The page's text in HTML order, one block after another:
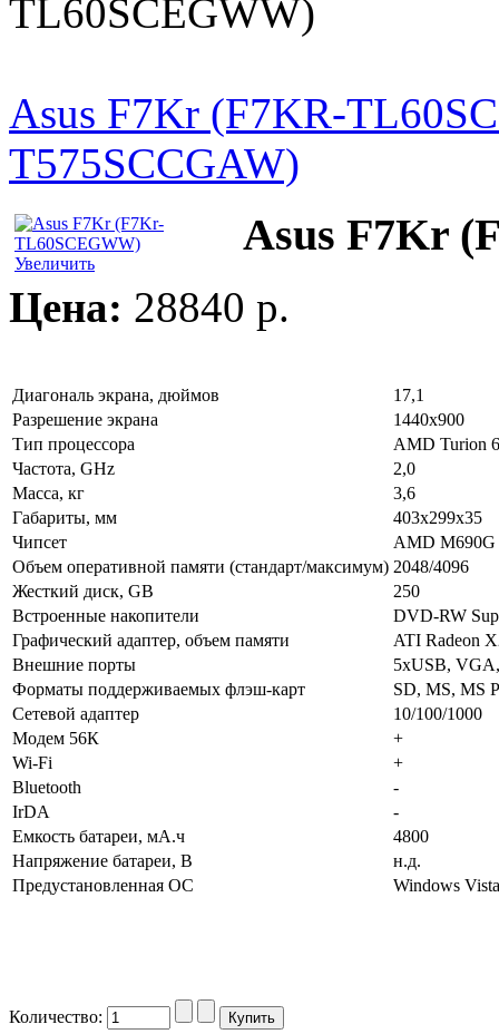
TL60SСEGWW)
Asus F7Kr (F7KR-
T575SCCGAW)
Увеличить
Asus F7Kr
Цена: 28840 p.
Диагональ экрана, дюймов
17,1
Разрешение экрана
1440x900
Тип процессора
AMD Turion
Частота, GHz
2,0
Масса, кг
3,6
Габариты, мм
403x299x35
Чипсет
AMD M690G
Объем оперативной памяти (стандарт/максимум) 2048/4096
Жесткий диск, GB
250
Встроенные накопители
DVD-RW
Графический адаптер, объем памяти
ATI Radeon
Внешние порты
5xUSB,
Форматы поддерживаемых флэш-карт
SD, MS, MS
Сетевой адаптер
10/100/1000
Модем 56К
+
Wi-Fi
+
Bluetooth
-
IrDA
-
Емкость батареи, мА.ч
4800
Напряжение батареи, В
н.д.
Предустановленная ОС
Windows
Количество: